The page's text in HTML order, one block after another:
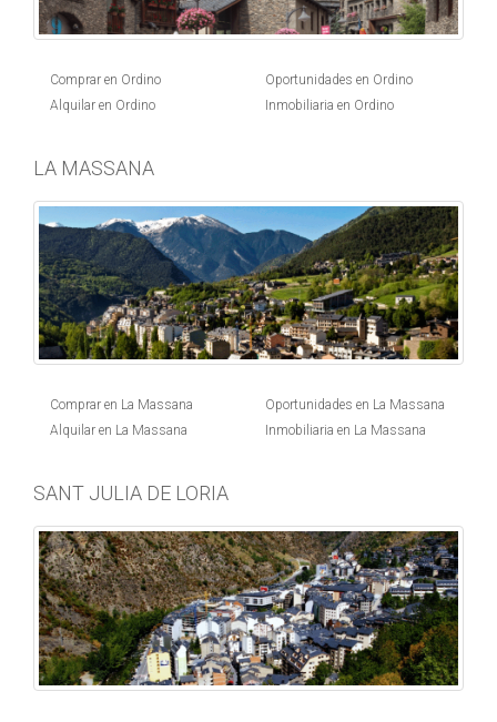
Comprar en Ordino
Alquilar en Ordino
Oportunidades en Ordino
Inmobiliaria en Ordino
LA MASSANA
Comprar en La Massana
Alquilar en La Massana
Oportunidades en La Massana
Inmobiliaria en La Massana
SANT JULIA DE LORIA